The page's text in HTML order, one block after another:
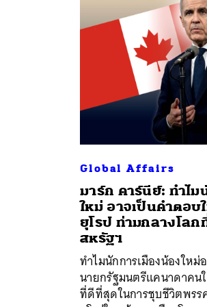
Global Affairs
มาร์ก คาร์นีย์: ทำไม
ใหม่ อาจเป็นคำตอบ
ยุโรป ท่ามกลางโล
สหรัฐฯ
ทำไมนักการเมืองน้องใหม่
นายกรัฐมนตรีแคนาดาคน
ที่ดีที่สุดในการชุบชีวิตพรร